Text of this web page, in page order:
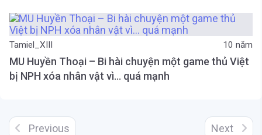
Tamiel_XIII 10 năm
MU Huyền Thoại – Bi hài chuyện một game thủ Việt
bị NPH xóa nhân vật vì… quá mạnh
Previous Next